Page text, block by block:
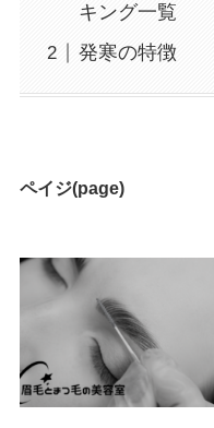
キング一覧
発寒の特徴
ペイジ(page)